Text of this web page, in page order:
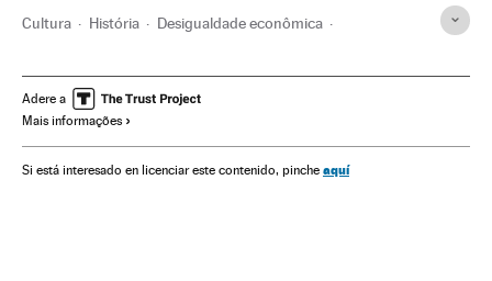
Cultura História Desigualdade econômica
Estado bem-estar Livros
Crise econômica
Adere a
Mais informações
Si está interesado en licenciar este contenido, pinche aquí